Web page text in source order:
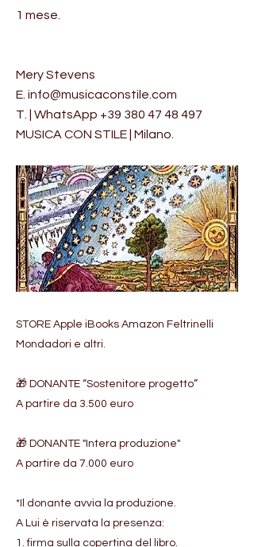
1 mese.
Mery Stevens
E. info@musicaconstile.com
T. | WhatsApp +39 380 47 48 497
MUSICA CON STILE | Milano.
STORE Apple iBooks Amazon Feltrinelli
Mondadori e altri.
🎁 DONANTE “Sostenitore progetto”
A partire da 3.500 euro
🎁 DONANTE "Intera produzione"
A partire da 7.000 euro
*Il donante avvia la produzione.
A Lui è riservata la presenza:
1. firma sulla copertina del libro.